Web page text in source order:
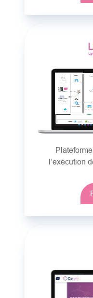
l’exécution